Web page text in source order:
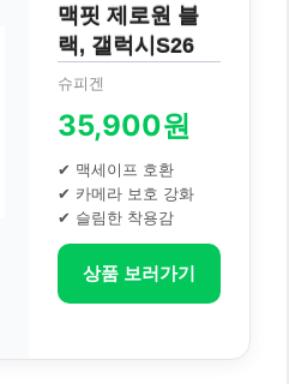
맥핏 제로원 블
랙, 갤럭시S26
슈피겐
35,900원
✔ 맥세이프 호환
✔ 카메라 보호 강화
✔ 슬림한 착용감
상품 보러가기